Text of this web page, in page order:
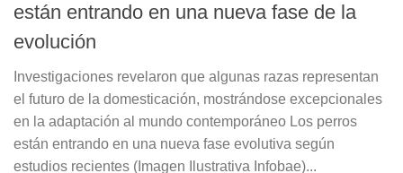
están entrando en una nueva fase de la
evolución
Investigaciones revelaron que algunas razas representan
el futuro de la domesticación, mostrándose excepcionales
en la adaptación al mundo contemporáneo Los perros
están entrando en una nueva fase evolutiva según
estudios recientes (Imagen Ilustrativa Infobae)...